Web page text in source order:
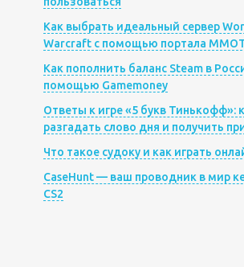
Как выбрать идеальный сервер
Warcraft с помощью портала
Как пополнить баланс Steam в
помощью Gamemoney
Ответы к игре «5 букв Тинькофф»:
разгадать слово дня и получить
Что такое судоку и как играть
CaseHunt — ваш проводник в мир
CS2